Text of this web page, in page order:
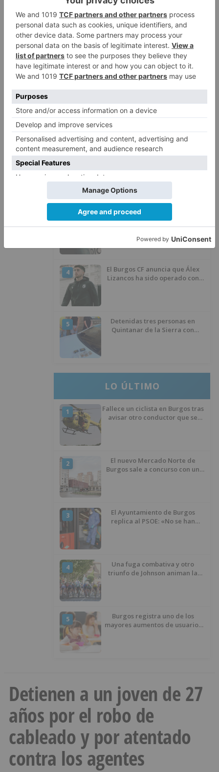
edad legal jubilación sube años
meses
inicio
año periodo cálculo
LO + VISTO
1
Detienen a un joven de 27 años
por el robo de cableado y por
atentado contra los agentes
2
Burgos durante el eclipse del 12
de agosto
3
Santiago Lencina, nuevo
refuerzo del Burgos CF para la
temporada 2026/27
4
El Burgos CF anuncia que Álex
Lizancos ha sido operado con
5
Detenidas tres personas en
Quintanar de la Sierra con
LO ÚLTIMO
1
Fallece un ciclista en Burgos tras
avisar otro conductor que se
2
El nuevo Mercado Norte de
Burgos sale a concurso con un
3
El Ayuntamiento de Burgos
replica al PSOE: «No se han
4
Una fuga combativa y otro
triunfo de Johnson animan la
5
Burgos registra uno de los
mayores aumentos de usuarios
Detienen a un joven de 27
años por el robo de
cableado y por atentado
contra los agentes